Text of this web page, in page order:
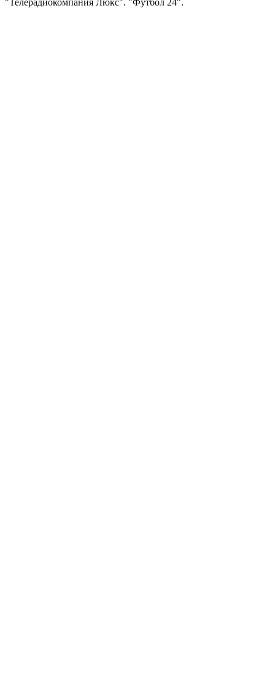
"Телерадиокомпания Люкс". "Футбол 24".